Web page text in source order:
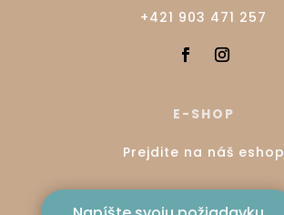
+421 903 471 257
E-SHOP
Prejdite na náš eshop